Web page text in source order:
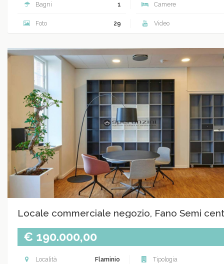
Bagni 1 Camere
Foto 29 Video
Locale commerciale negozio, Fano Semi
€ 190.000,00
Località Flaminio
Tipologia